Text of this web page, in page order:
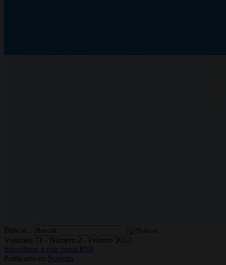
Buscar...
Volumen 71 - Número 2 - Febrero 2013
Suscribirse a este canal RSS
Publicado en
Noticias